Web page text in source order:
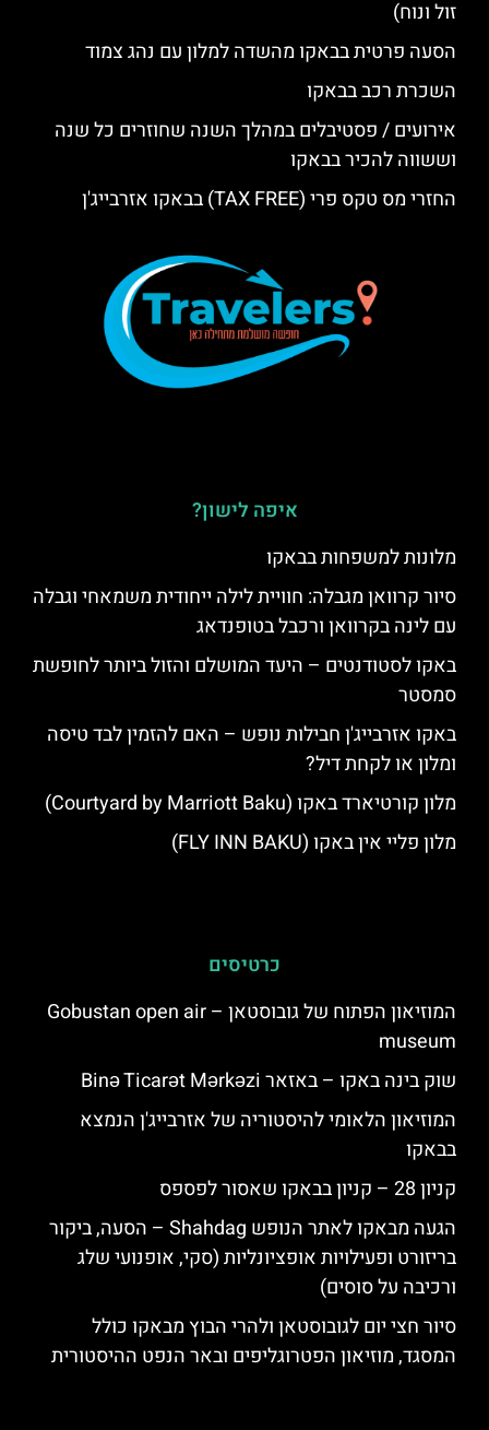
זול ונוח)
הסעה פרטית בבאקו מהשדה למלון עם נהג צמוד
השכרת רכב בבאקו
אירועים / פסטיבלים במהלך השנה שחוזרים כל שנה
וששווה להכיר בבאקו
החזרי מס טקס פרי (TAX FREE) בבאקו אזרבייג'ן
איפה לישון?
מלונות למשפחות בבאקו
סיור קרוואן מגבלה: חוויית לילה ייחודית משמאחי וגבלה
עם לינה בקרוואן ורכבל בטופנדאג
באקו לסטודנטים – היעד המושלם והזול ביותר לחופשת
סמסטר
באקו אזרבייג'ן חבילות נופש – האם להזמין לבד טיסה
ומלון או לקחת דיל?
מלון קורטיארד באקו (Courtyard by Marriott Baku)
מלון פליי אין באקו (FLY INN BAKU)
כרטיסים
המוזיאון הפתוח של גובוסטאן – Gobustan open air
museum
שוק בינה באקו – באזאר Binə Ticarət Mərkəzi
המוזיאון הלאומי להיסטוריה של אזרבייג'ן הנמצא
בבאקו
קניון 28 – קניון בבאקו שאסור לפספס
הגעה מבאקו לאתר הנופש Shahdag – הסעה, ביקור
בריזורט ופעילויות אופציונליות (סקי, אופנועי שלג
ורכיבה על סוסים)
סיור חצי יום לגובוסטאן ולהרי הבוץ מבאקו כולל
המסגד, מוזיאון הפטרוגליפים ובאר הנפט ההיסטורית